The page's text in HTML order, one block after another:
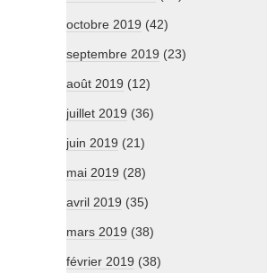
octobre 2019 (42)
septembre 2019 (23)
août 2019 (12)
juillet 2019 (36)
juin 2019 (21)
mai 2019 (28)
avril 2019 (35)
mars 2019 (38)
février 2019 (38)